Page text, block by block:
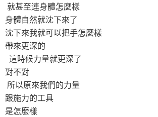
就甚至連身體怎麼樣
身體自然就沈下來了
沈下來我就可以把手怎麼樣
帶來更深的
這時候力量就更深了
對不對
所以原來我們的力量
跟施力的工具
是怎麼樣